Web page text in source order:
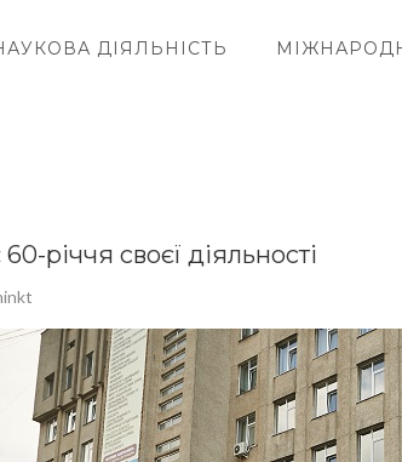
ДІЯЛЬНІСТЬ
річчя своєї діяльності